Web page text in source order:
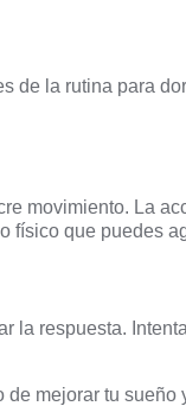
de la rutina para
movimiento. La
físico que puedes
la respuesta.
mejorar tu sueño